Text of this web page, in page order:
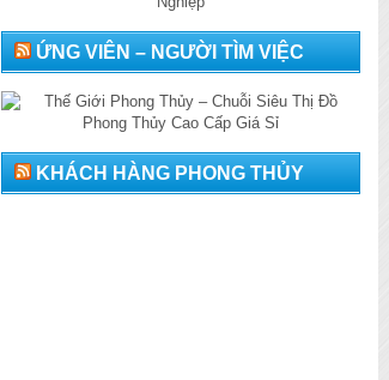
ỨNG VIÊN – NGƯỜI TÌM VIỆC
KHÁCH HÀNG PHONG THỦY